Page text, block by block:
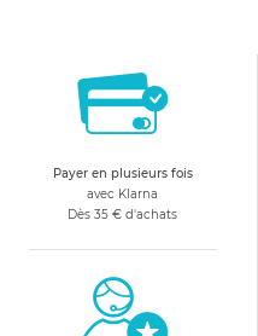
Payer en plusieurs fois
avec Klarna
Dès 35 € d'achats